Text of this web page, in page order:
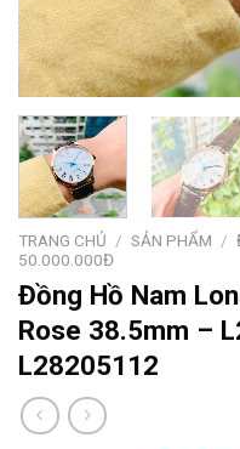
TRANG CHỦ / SẢN PHẨM /
50.000.000Đ
Đồng Hồ Nam
Rose 38.5mm –
L28205112